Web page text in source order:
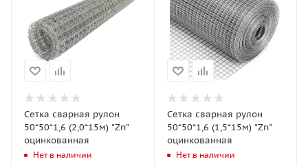
Сетка сварная рулон
50*50*1,6 (2,0*15м) "Zn"
оцинкованная
Нет в наличии
Сетка сварная рулон
50*50*1,6 (1,5*15м) "Zn"
оцинкованная
Нет в наличии